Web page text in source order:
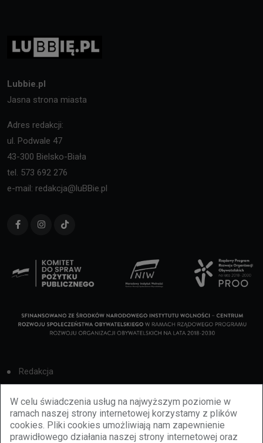
W celu świadczenia usług na najwyższym poziomie w
ramach naszej strony internetowej korzystamy z plików
cookies. Pliki cookies umożliwiają nam zapewnienie
prawidłowego działania naszej strony internetowej oraz
Lubbie.pl
Jasna strona miasta
Adres redakcji:
ul. Podwale 47
43-300 Bielsko-Biała
tel. 573 692 276
e-mail: redakcja@luBBie.pl
Redakcja
Cookies
Reklama